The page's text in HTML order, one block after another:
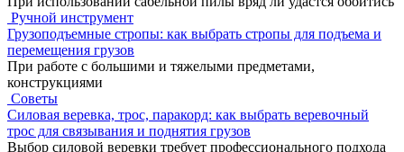
Ручной инструмент
Грузоподъемные стропы: как выбрать стропы для подъема и
перемещения грузов
При работе с большими и тяжелыми предметами,
конструкциями
Советы
Силовая веревка, трос, паракорд: как выбрать веревочный
трос для связывания и поднятия грузов
Выбор силовой веревки требует профессионального подхода